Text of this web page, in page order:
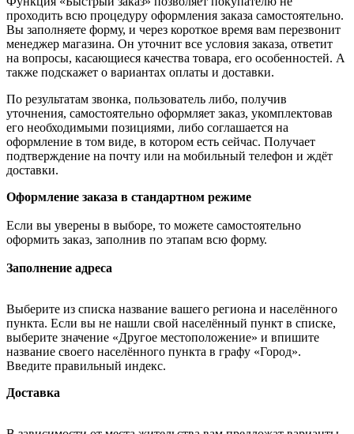
проходить всю процедуру оформления заказа самостоятельно.
Вы заполняете форму, и через короткое время вам перезвонит
менеджер магазина. Он уточнит все условия заказа, ответит
на вопросы, касающиеся качества товара, его особенностей. А
также подскажет о вариантах оплаты и доставки.
По результатам звонка, пользователь либо, получив
уточнения, самостоятельно оформляет заказ, укомплектовав
его необходимыми позициями, либо соглашается на
оформление в том виде, в котором есть сейчас. Получает
подтверждение на почту или на мобильный телефон и ждёт
доставки.
Оформление заказа в стандартном режиме
Если вы уверены в выборе, то можете самостоятельно
оформить заказ, заполнив по этапам всю форму.
Заполнение адреса
Выберите из списка название вашего региона и населённого
пункта. Если вы не нашли свой населённый пункт в списке,
выберите значение «Другое местоположение» и впишите
название своего населённого пункта в графу «Город».
Введите правильный индекс.
Доставка